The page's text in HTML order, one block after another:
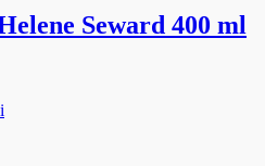
Seward 400 ml